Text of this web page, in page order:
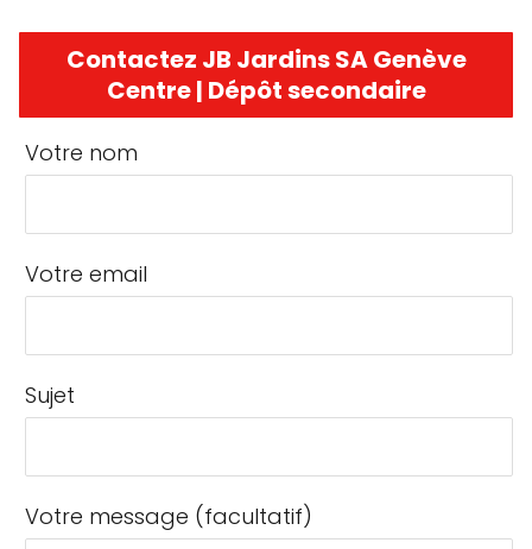
Contactez JB Jardins SA Genève
Centre | Dépôt secondaire
Votre nom
Votre email
Sujet
Votre message (facultatif)